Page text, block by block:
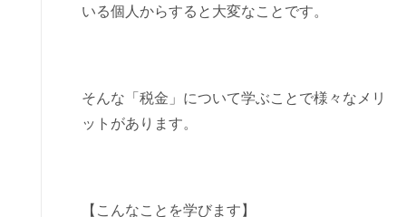
いる個人からすると大変なことです。
そんな「税金」について学ぶことで様々なメリ
ットがあります。
【こんなことを学びます】